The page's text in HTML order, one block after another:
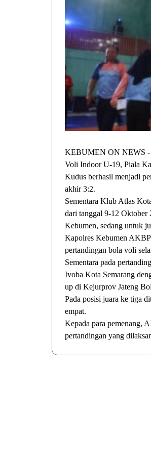
KEBUMEN ON NEWS -
Voli Indoor U-19, Piala
Kudus berhasil menjadi
akhir 3:2.
Sementara Klub Atlas
dari tanggal 9-12 Oktober
Kebumen, sedang untuk
Kapolres Kebumen AKBP
pertandingan bola voli
Sementara pada
Ivoba Kota Semarang
up di Kejurprov Jateng
Pada posisi juara ke tiga
empat.
Kepada para pemenang,
pertandingan yang